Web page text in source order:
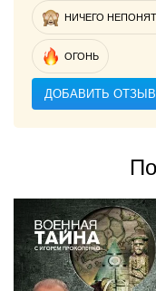
НИЧЕГО
ОГОНЬ
ДОБАВИТЬ ОТЗЫВ